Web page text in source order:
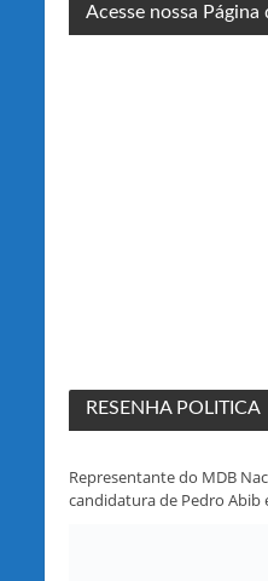
Acesse nossa Página
RESENHA POLITICA
Representante do MDB
candidatura de Pedro Abib